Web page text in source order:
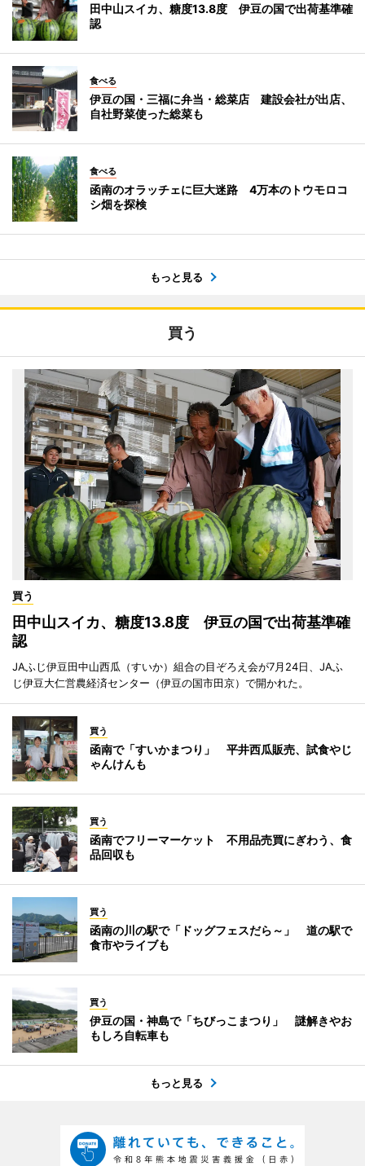
田中山スイカ、糖度13.8度 伊豆の国で出荷基準確
認
食べる
伊豆の国・三福に弁当・総菜店 建設会社が出店、
自社野菜使った総菜も
食べる
函南のオラッチェに巨大迷路 4万本のトウモロコ
シ畑を探検
もっと見る
買う
買う
田中山スイカ、糖度13.8度 伊豆の国で出荷基準確
認
JAふじ伊豆田中山西瓜（すいか）組合の目ぞろえ会が7月24日、JAふ
じ伊豆大仁営農経済センター（伊豆の国市田京）で開かれた。
買う
函南で「すいかまつり」 平井西瓜販売、試食やじ
ゃんけんも
買う
函南でフリーマーケット 不用品売買にぎわう、食
品回収も
買う
函南の川の駅で「ドッグフェスだら～」 道の駅で
食市やライブも
買う
伊豆の国・神島で「ちびっこまつり」 謎解きやお
もしろ自転車も
もっと見る